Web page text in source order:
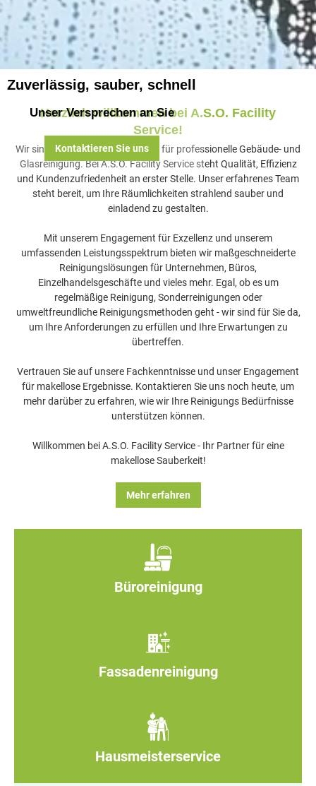
Zuverlässig, sauber, schnell
Unser Versprechen an Sie
Kontaktieren Sie uns
Herzlich willkommen bei A.S.O. Facility
Service!
Wir sind Ihr zuverlässiger Partner für professionelle Gebäude- und
Glasreinigung. Bei A.S.O. Facility Service steht Qualität, Effizienz
und Kundenzufriedenheit an erster Stelle. Unser erfahrenes Team
steht bereit, um Ihre Räumlichkeiten strahlend sauber und
einladend zu gestalten.
Mit unserem Engagement für Exzellenz und unserem
umfassenden Leistungsspektrum bieten wir maßgeschneiderte
Reinigungslösungen für Unternehmen, Büros,
Einzelhandelsgeschäfte und vieles mehr. Egal, ob es um
regelmäßige Reinigung, Sonderreinigungen oder
umweltfreundliche Reinigungsmethoden geht - wir sind für Sie da,
um Ihre Anforderungen zu erfüllen und Ihre Erwartungen zu
übertreffen.
Vertrauen Sie auf unsere Fachkenntnisse und unser Engagement
für makellose Ergebnisse. Kontaktieren Sie uns noch heute, um
mehr darüber zu erfahren, wie wir Ihre Reinigungs Bedürfnisse
unterstützen können.
Willkommen bei A.S.O. Facility Service - Ihr Partner für eine
makellose Sauberkeit!
Mehr erfahren
Büroreinigung
Fassadenreinigung
Hausmeisterservice